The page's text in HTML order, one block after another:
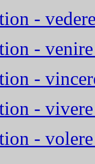
-
-
-
-
-